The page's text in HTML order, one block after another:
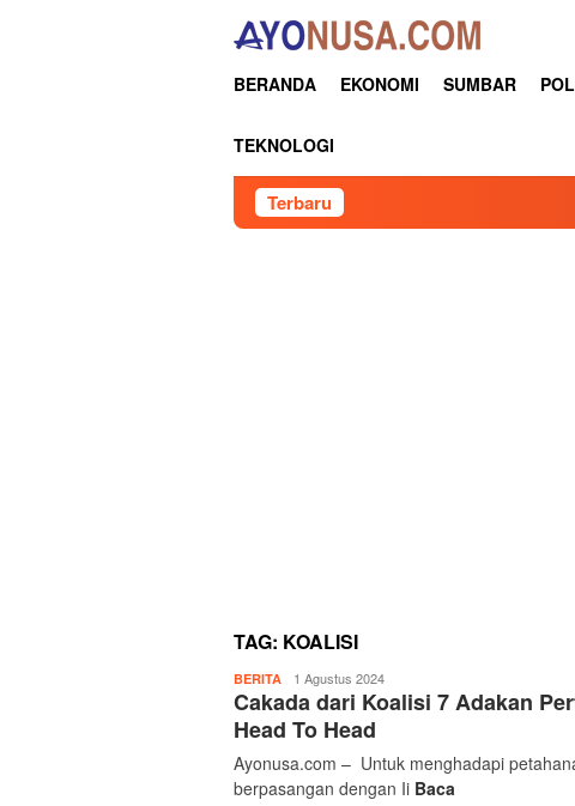
BERANDA EKONOMI SUMBAR
TEKNOLOGI
Terbaru
TAG: KOALISI
BERITA Admin
Ayonusa
1 Agustus 2024
Cakada dari Koalisi 7 Adakan
Head To Head
Ayonusa.com – Untuk menghadapi
berpasangan dengan Ii Baca